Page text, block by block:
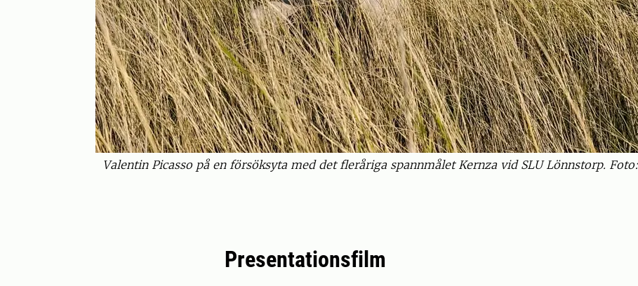
Valentin Picasso på en försöksyta med det fleråriga spannmålet Kernza vid SLU Lönnstorp.
Presentationsfilm